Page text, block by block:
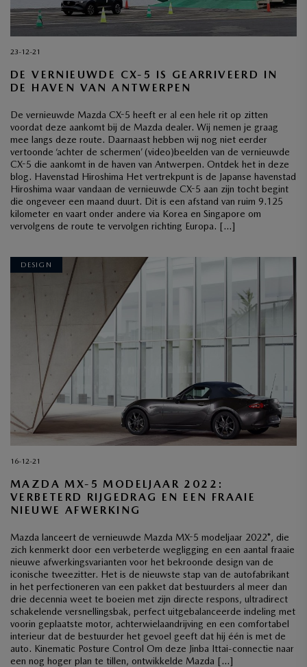
23-12-21
DE VERNIEUWDE CX-5 IS GEARRIVEERD IN
DE HAVEN VAN ANTWERPEN
De vernieuwde Mazda CX-5 heeft er al een hele rit op zitten
voordat deze aankomt bij de Mazda dealer. Wij nemen je graag
mee langs deze route. Daarnaast hebben wij nog niet eerder
vertoonde ‘achter de schermen’ (video)beelden van de vernieuwde
CX-5 die aankomt in de haven van Antwerpen. Ontdek het in deze
blog. Havenstad Hiroshima Het vertrekpunt is de Japanse havenstad
Hiroshima waar vandaan de vernieuwde CX-5 aan zijn tocht begint
die ongeveer een maand duurt. Dit is een afstand van ruim 9.125
kilometer en vaart onder andere via Korea en Singapore om
vervolgens de route te vervolgen richting Europa. […]
DESIGN
16-12-21
MAZDA MX-5 MODELJAAR 2022:
VERBETERD RIJGEDRAG EN EEN FRAAIE
NIEUWE AFWERKING
Mazda lanceert de vernieuwde Mazda MX-5 modeljaar 2022*, die
zich kenmerkt door een verbeterde wegligging en een aantal fraaie
nieuwe afwerkingsvarianten voor het bekroonde design van de
iconische tweezitter. Het is de nieuwste stap van de autofabrikant
in het perfectioneren van een pakket dat bestuurders al meer dan
drie decennia weet te boeien met zijn directe respons, ultradirect
schakelende versnellingsbak, perfect uitgebalanceerde indeling met
voorin geplaatste motor, achterwielaandrijving en een comfortabel
interieur dat de bestuurder het gevoel geeft dat hij één is met de
auto. Kinematic Posture Control Om deze Jinba Ittai-connectie naar
een nog hoger plan te tillen, ontwikkelde Mazda […]